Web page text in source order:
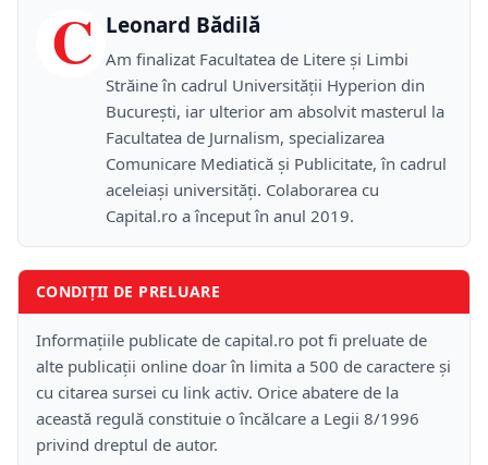
C Leonard Bădilă
Am finalizat Facultatea de Litere și Limbi
Străine în cadrul Universității Hyperion din
București, iar ulterior am absolvit masterul la
Facultatea de Jurnalism, specializarea
Comunicare Mediatică și Publicitate, în cadrul
aceleiași universități. Colaborarea cu
Capital.ro a început în anul 2019.
CONDIȚII DE PRELUARE
Informațiile publicate de capital.ro pot fi preluate de
alte publicații online doar în limita a 500 de caractere și
cu citarea sursei cu link activ. Orice abatere de la
această regulă constituie o încălcare a Legii 8/1996
privind dreptul de autor.